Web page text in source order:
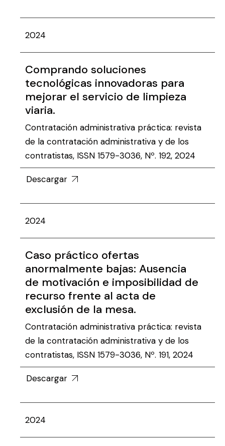
2024
Comprando soluciones
tecnológicas innovadoras para
mejorar el servicio de limpieza
viaria.
Contratación administrativa práctica: revista
de la contratación administrativa y de los
contratistas, ISSN 1579-3036, Nº. 192, 2024
Descargar
2024
Caso práctico ofertas
anormalmente bajas: Ausencia
de motivación e imposibilidad de
recurso frente al acta de
exclusión de la mesa.
Contratación administrativa práctica: revista
de la contratación administrativa y de los
contratistas, ISSN 1579-3036, Nº. 191, 2024
Descargar
2024